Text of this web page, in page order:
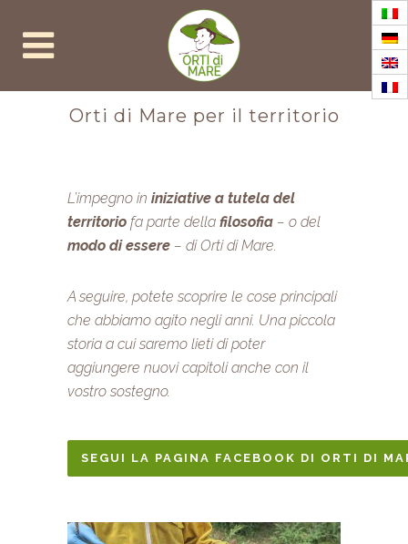
Orti di Mare per il territorio
L’impegno in iniziative a tutela del
territorio fa parte della filosofia – o del
modo di essere – di Orti di Mare.
A seguire, potete scoprire le cose principali
che abbiamo agito negli anni. Una piccola
storia a cui saremo lieti di poter
aggiungere nuovi capitoli anche con il
vostro sostegno.
SEGUI LA PAGINA FACEBOOK DI ORTI DI